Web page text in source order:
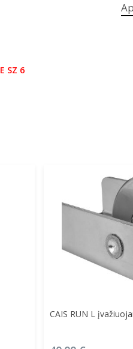
SZ 6
Į
CAIS RUN L